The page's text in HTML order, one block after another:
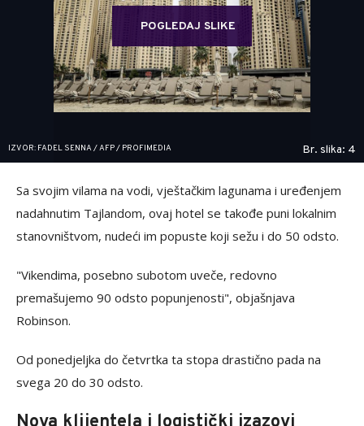
POGLEDAJ SLIKE
IZVOR: FADEL SENNA / AFP / PROFIMEDIA Br. slika: 4
Sa svojim vilama na vodi, vještačkim lagunama i uređenjem
nadahnutim Tajlandom, ovaj hotel se takođe puni lokalnim
stanovništvom, nudeći im popuste koji sežu i do 50 odsto.
"Vikendima, posebno subotom uveče, redovno
premašujemo 90 odsto popunjenosti", objašnjava
Robinson.
Od ponedjeljka do četvrtka ta stopa drastično pada na
svega 20 do 30 odsto.